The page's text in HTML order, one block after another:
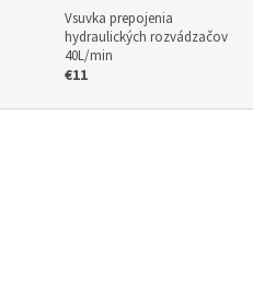
Vsuvka prepojenia
hydraulických rozvádzačov
40L/min
€11